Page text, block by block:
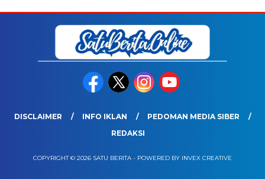
DISCLAIMER INFO IKLAN
PEDOMAN MEDIA SIBER
REDAKSI
COPYRIGHT © 2026 SATU BERITA - POWERED BY INVEX CREATIVE